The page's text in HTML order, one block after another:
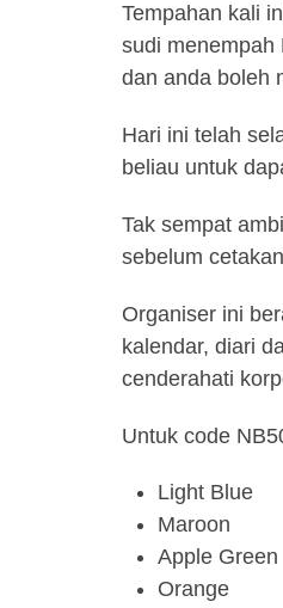
c
e
o
o
k
at
s
p
p
e
Tempahan kali
sudi menempah
dan anda boleh
Hari ini telah
beliau untuk
Tak sempat
sebelum
Organiser ini
kalendar, diari
cenderahati
Untuk code
Light Blue
Maroon
Apple Green
Orange